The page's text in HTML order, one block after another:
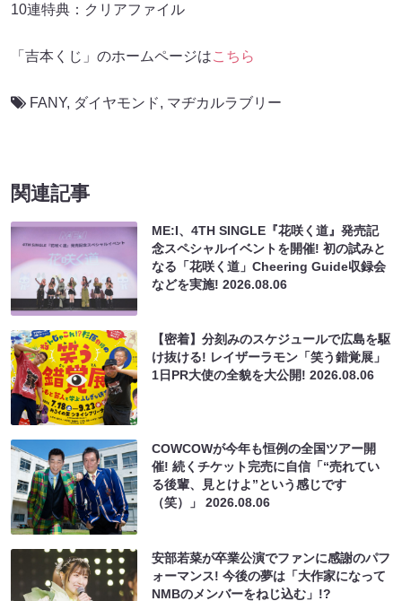
10連特典：クリアファイル
「吉本くじ」のホームページはこちら
FANY, ダイヤモンド, マヂカルラブリー
関連記事
ME:I、4TH SINGLE『花咲く道』発売記
念スペシャルイベントを開催! 初の試みと
なる「花咲く道」Cheering Guide収録会
などを実施!2026.08.06
【密着】分刻みのスケジュールで広島を駆
け抜ける! レイザーラモン「笑う錯覚展」
1日PR大使の全貌を大公開!2026.08.06
COWCOWが今年も恒例の全国ツアー開
催! 続くチケット完売に自信「“売れてい
る後輩、見とけよ”という感じです
（笑）」2026.08.06
安部若菜が卒業公演でファンに感謝のパフ
ォーマンス! 今後の夢は「大作家になって
NMBのメンバーをねじ込む」!?